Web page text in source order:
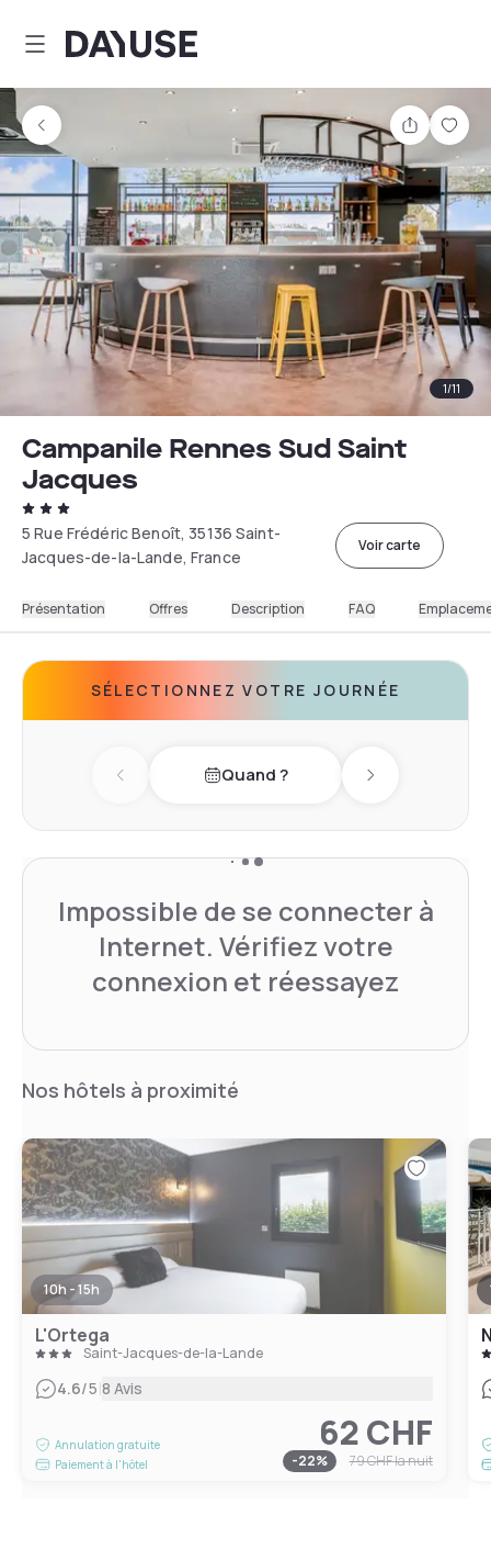
Dayuse
Partager
1/11
Campanile Rennes Sud Saint
Jacques
5 Rue Frédéric Benoît, 35136 Saint-
Jacques-de-la-Lande, France
Voir carte
Présentation Offres Description FAQ
SÉLECTIONNEZ VOTRE JOURNÉE
Previous dayQuand ? Next day
Impossible de se connecter à
Internet. Vérifiez votre
connexion et réessayez
Nos hôtels à proximité
10h - 15h
L'Ortega
Saint-Jacques-de-la-Lande
4.6/5|8 Avis
Annulation gratuite
Paiement à l'hôtel
62 CHF
-22% 79 CHFla nuit